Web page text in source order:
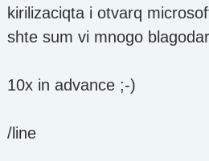
kirilizaciqta i otvarq
shte sum vi mnogo
10x in advance ;-)
/line